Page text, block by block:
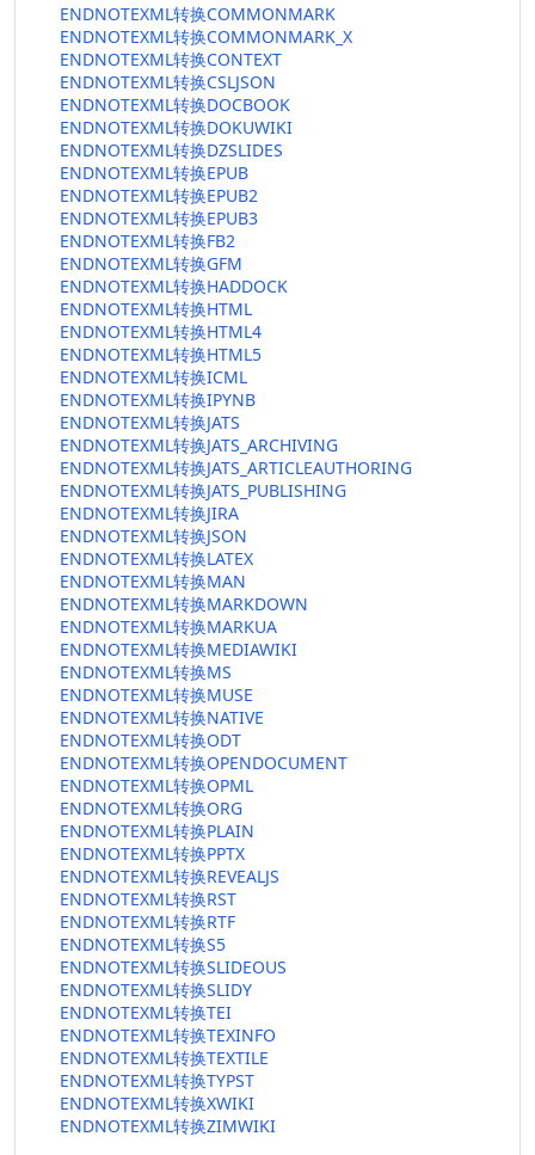
ENDNOTEXML转换COMMONMARK
ENDNOTEXML转换COMMONMARK_X
ENDNOTEXML转换CONTEXT
ENDNOTEXML转换CSLJSON
ENDNOTEXML转换DOCBOOK
ENDNOTEXML转换DOKUWIKI
ENDNOTEXML转换DZSLIDES
ENDNOTEXML转换EPUB
ENDNOTEXML转换EPUB2
ENDNOTEXML转换EPUB3
ENDNOTEXML转换FB2
ENDNOTEXML转换GFM
ENDNOTEXML转换HADDOCK
ENDNOTEXML转换HTML
ENDNOTEXML转换HTML4
ENDNOTEXML转换HTML5
ENDNOTEXML转换ICML
ENDNOTEXML转换IPYNB
ENDNOTEXML转换JATS
ENDNOTEXML转换JATS_ARCHIVING
ENDNOTEXML转换JATS_ARTICLEAUTHORING
ENDNOTEXML转换JATS_PUBLISHING
ENDNOTEXML转换JIRA
ENDNOTEXML转换JSON
ENDNOTEXML转换LATEX
ENDNOTEXML转换MAN
ENDNOTEXML转换MARKDOWN
ENDNOTEXML转换MARKUA
ENDNOTEXML转换MEDIAWIKI
ENDNOTEXML转换MS
ENDNOTEXML转换MUSE
ENDNOTEXML转换NATIVE
ENDNOTEXML转换ODT
ENDNOTEXML转换OPENDOCUMENT
ENDNOTEXML转换OPML
ENDNOTEXML转换ORG
ENDNOTEXML转换PLAIN
ENDNOTEXML转换PPTX
ENDNOTEXML转换REVEALJS
ENDNOTEXML转换RST
ENDNOTEXML转换RTF
ENDNOTEXML转换S5
ENDNOTEXML转换SLIDEOUS
ENDNOTEXML转换SLIDY
ENDNOTEXML转换TEI
ENDNOTEXML转换TEXINFO
ENDNOTEXML转换TEXTILE
ENDNOTEXML转换TYPST
ENDNOTEXML转换XWIKI
ENDNOTEXML转换ZIMWIKI